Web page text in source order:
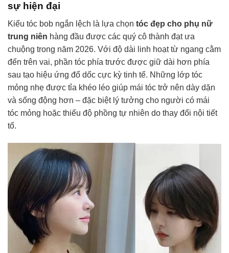
sự hiện đại
Kiểu tóc bob ngắn lệch là lựa chọn tóc đẹp cho phụ nữ
trung niên hàng đầu được các quý cô thành đạt ưa
chuộng trong năm 2026. Với độ dài linh hoạt từ ngang cằm
đến trên vai, phần tóc phía trước được giữ dài hơn phía
sau tạo hiệu ứng đổ dốc cực kỳ tinh tế. Những lớp tóc
mỏng nhẹ được tỉa khéo léo giúp mái tóc trở nên dày dặn
và sống động hơn – đặc biệt lý tưởng cho người có mái
tóc mỏng hoặc thiếu độ phồng tự nhiên do thay đổi nội tiết
tố.